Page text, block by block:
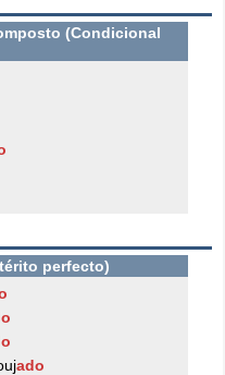
(Condicional
perfecto)
ado